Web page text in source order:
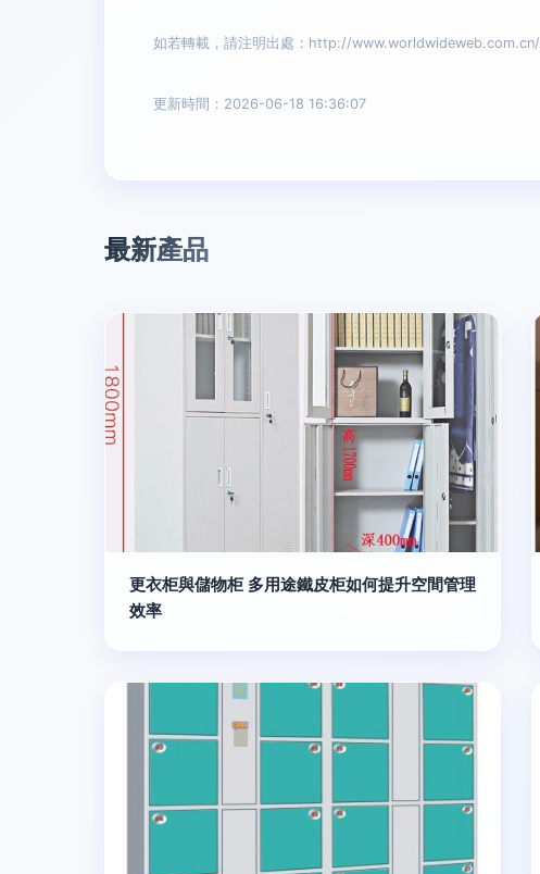
如若轉載，請注明出處：http://
更新時間：2026-06-18 16:36:07
最新產品
更衣柜與儲物柜 多用途鐵皮柜如何提升空間管理
效率